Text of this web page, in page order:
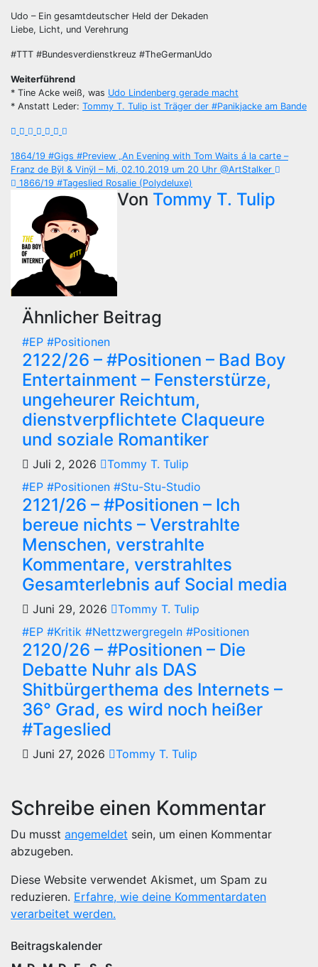
Udo – Ein gesamtdeutscher Held der Dekaden
Liebe, Licht, und Verehrung
#TTT #Bundesverdienstkreuz #TheGermanUdo
Weiterführend
* Tine Acke weiß, was Udo Lindenberg gerade macht
* Anstatt Leder: Tommy T. Tulip ist Träger der #Panikjacke am Bande
Beitragsnavigation
1864/19 #Gigs #Preview „An Evening with Tom Waits á la carte –
Franz de Bÿl & Vinÿl – Mi, 02.10.2019 um 20 Uhr @ArtStalker
1866/19 #Tageslied Rosalie (Polydeluxe)
Von Tommy T. Tulip
Ähnlicher Beitrag
#EP #Positionen
2122/26 – #Positionen – Bad Boy
Entertainment – Fensterstürze,
ungeheurer Reichtum,
dienstverpflichtete Claqueure
und soziale Romantiker
Juli 2, 2026
Tommy T. Tulip
#EP #Positionen #Stu-Stu-Studio
2121/26 – #Positionen – Ich
bereue nichts – Verstrahlte
Menschen, verstrahlte
Kommentare, verstrahltes
Gesamterlebnis auf Social media
Juni 29, 2026
Tommy T. Tulip
#EP #Kritik #Nettzwergregeln #Positionen
2120/26 – #Positionen – Die
Debatte Nuhr als DAS
Shitbürgerthema des Internets –
36° Grad, es wird noch heißer
#Tageslied
Juni 27, 2026 Tommy T. Tulip
Schreibe einen Kommentar
Du musst angemeldet sein, um einen Kommentar
abzugeben.
Diese Website verwendet Akismet, um Spam zu
reduzieren. Erfahre, wie deine Kommentardaten
verarbeitet werden.
Beitragskalender